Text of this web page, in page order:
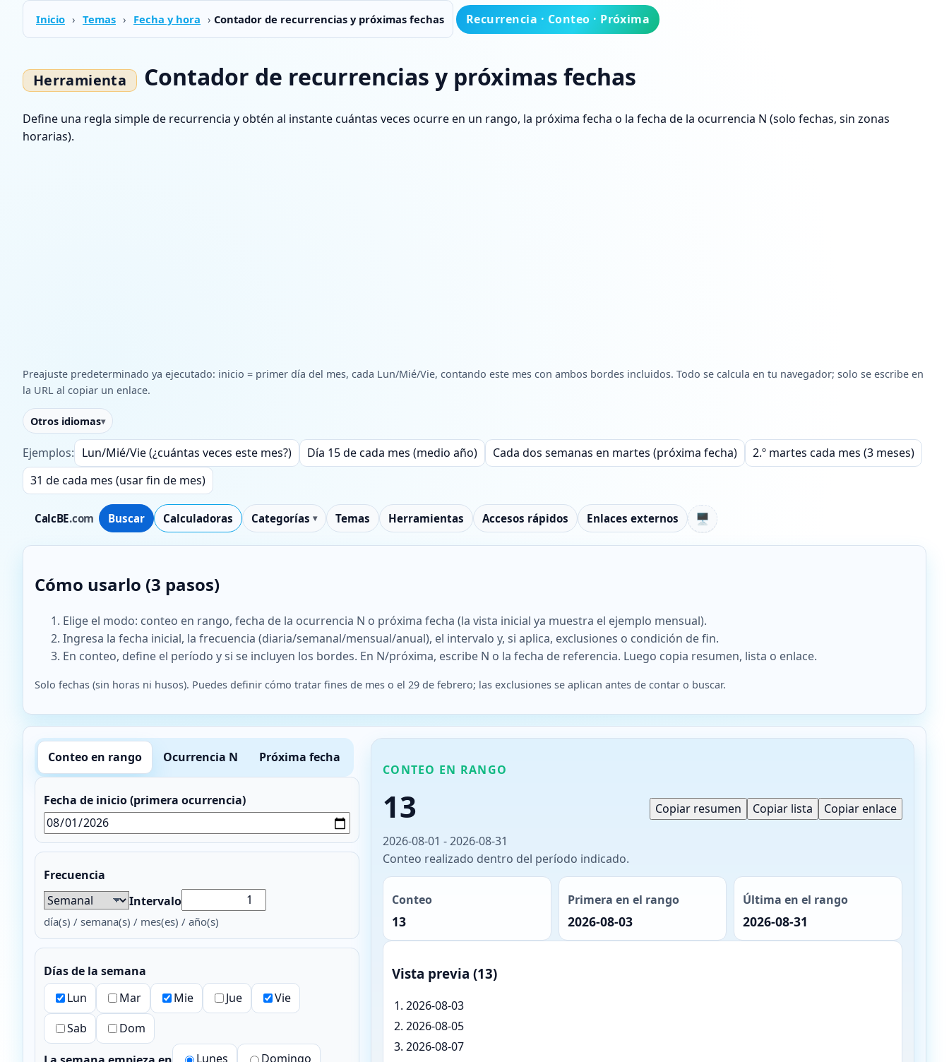
Inicio › Temas › Fecha y hora › Contador de recurrencias y próximas fechas
CalcBE.com Buscar Calculadoras Categorías Temas Herramientas Accesos rápidos Enlaces externos 🖥️
Recurrencia · Conteo · Próxima
Contador de recurrencias y próximas fechas
Define una regla simple de recurrencia y obtén al instante cuántas veces ocurre en un rango, la próxima fecha o la fecha de la ocurrencia N (solo fechas, sin zonas
horarias).
Preajuste predeterminado ya ejecutado: inicio = primer día del mes, cada Lun/Mié/Vie, contando este mes con ambos bordes incluidos. Todo se calcula en tu navegador; solo se escribe en
la URL al copiar un enlace.
Otros idiomas
Ejemplos: Lun/Mié/Vie (¿cuántas veces este mes?) Día 15 de cada mes (medio año) Cada dos semanas en martes (próxima fecha)
2.º martes cada mes (3 meses)
31 de cada mes (usar fin de mes)
Cómo usarlo (3 pasos)
Elige el modo: conteo en rango, fecha de la ocurrencia N o próxima fecha (la vista inicial ya muestra el ejemplo mensual).
Ingresa la fecha inicial, la frecuencia (diaria/semanal/mensual/anual), el intervalo y, si aplica, exclusiones o condición de fin.
En conteo, define el período y si se incluyen los bordes. En N/próxima, escribe N o la fecha de referencia. Luego copia resumen, lista o enlace.
Solo fechas (sin horas ni husos). Puedes definir cómo tratar fines de mes o el 29 de febrero; las exclusiones se aplican antes de contar o buscar.
Conteo en rango Ocurrencia N Próxima fecha
Fecha de inicio (primera ocurrencia)
Frecuencia
Intervalo
día(s) / semana(s) / mes(es) / año(s)
Días de la semana
Lun
Mar Mie Jue
Vie
Sab
Dom
Lunes Domingo
CONTEO EN RANGO
13
2026-08-01 - 2026-08-31
Conteo realizado dentro del período indicado.
Copiar resumen Copiar lista Copiar enlace
Conteo
13
Primera en el rango
2026-08-03
Última en el rango
2026-08-31
Vista previa (13)
2026-08-03
2026-08-05
2026-08-07